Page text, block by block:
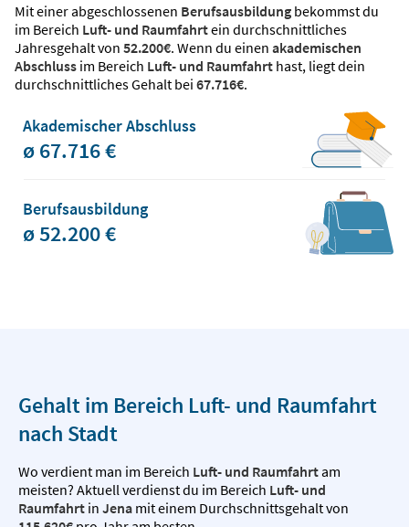
Mit einer abgeschlossenen Berufsausbildung bekommst du
im Bereich Luft- und Raumfahrtein durchschnittliches
Jahresgehalt von 52.200€. Wenn du einen akademischen
Abschluss im Bereich Luft- und Raumfahrt hast, liegt dein
durchschnittliches Gehalt bei 67.716€.
Akademischer Abschluss
ø 67.716 €
Berufsausbildung
ø 52.200 €
Gehalt im Bereich Luft- und Raumfahrt
nach Stadt
Wo verdient man im Bereich Luft- und Raumfahrtam
meisten? Aktuell verdienst du im Bereich Luft- und
Raumfahrt in Jena mit einem Durchschnittsgehalt von